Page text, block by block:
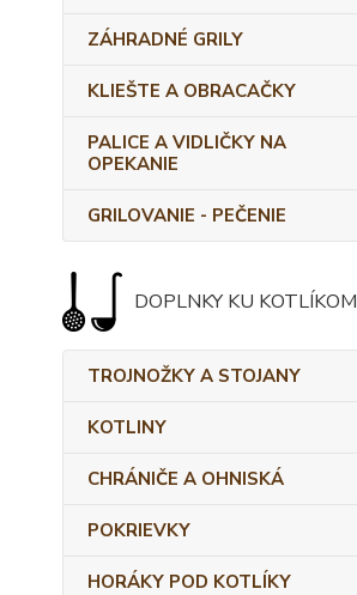
ZÁHRADNÉ GRILY
KLIEŠTE A OBRACAČKY
PALICE A VIDLIČKY NA
OPEKANIE
GRILOVANIE - PEČENIE
DOPLNKY KU KOTLÍKOM
TROJNOŽKY A STOJANY
KOTLINY
CHRÁNIČE A OHNISKÁ
POKRIEVKY
HORÁKY POD KOTLÍKY